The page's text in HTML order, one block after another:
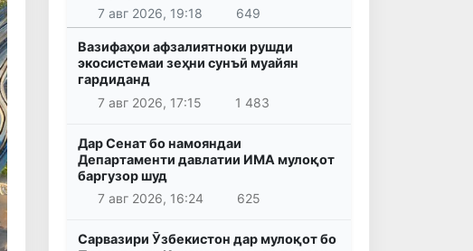
7 авг 2026, 19:18 649
Вазифаҳои афзалиятноки рушди
экосистемаи зеҳни сунъӣ муайян
гардиданд
7 авг 2026, 17:15
1 483
Дар Сенат бо намояндаи
Департаменти давлатии ИМА мулоқот
баргузор шуд
7 авг 2026, 16:24
625
Сарвазири Ӯзбекистон дар мулоқот бо